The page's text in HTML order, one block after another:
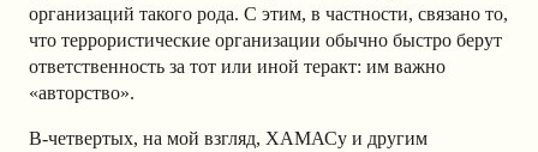
организаций такого рода. С этим, в частности, связано то,
что террористические организации обычно быстро берут
ответственность за тот или иной теракт: им важно
«авторство».
В-четвертых, на мой взгляд, ХАМАСу и другим